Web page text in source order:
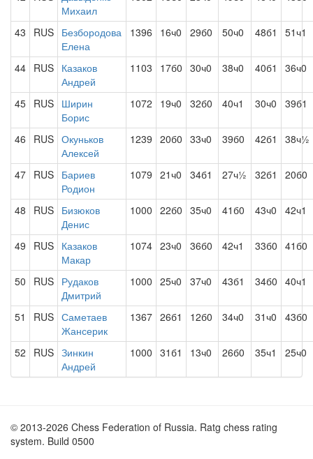
Михаил
43 RUS Безбородова
Елена
1396 16ч0 29б0 50ч0 48б1 51ч1
44 RUS Казаков
Андрей
1103 17б0 30ч0 38ч0 40б1 36ч0
45 RUS Ширин
Борис
1072 19ч0 32б0 40ч1 30ч0 39б1
46 RUS Окуньков
Алексей
1239 20б0 33ч0 39б0 42б1 38ч½
47 RUS Бариев
Родион
1079 21ч0 34б1 27ч½ 32б1 20б0
48 RUS Бизюков
Денис
1000 22б0 35ч0 41б0 43ч0 42ч1
49 RUS Казаков
Макар
1074 23ч0 36б0 42ч1 33б0 41б0
50 RUS Рудаков
Дмитрий
1000 25ч0 37ч0 43б1 34б0 40ч1
51 RUS Саметаев
Жансерик
1367 26б1 12б0 34ч0 31ч0 43б0
52 RUS Зинкин
Андрей
1000 31б1 13ч0 26б0 35ч1 25ч0
© 2013-2026 Chess Federation of Russia. Ratg chess rating
system. Build 0500